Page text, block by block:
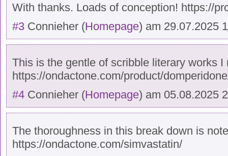
With thanks. Loads of conception! https://
#3 Connieher (Homepage) am 29.07.2025
This is the gentle of scribble literary works I
https://ondactone.com/product/
#4 Connieher (Homepage) am 05.08.2025
The thoroughness in this break down is
https://ondactone.com/simvastatin/